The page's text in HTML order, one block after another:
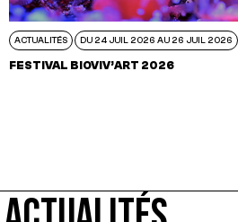
ACTUALITÉS DU 24 JUIL 2026 AU 26 JUIL 2026
FESTIVAL BIOVIV’ART 2026